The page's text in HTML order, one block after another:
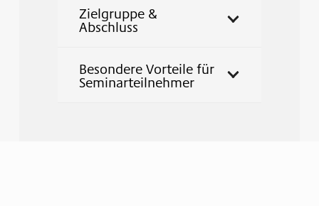
Zielgruppe &
Abschluss
Besondere Vorteile für
Seminarteilnehmer